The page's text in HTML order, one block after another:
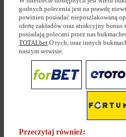
godnych polecenia jest na prawdę
powinien posiadać nieposzlakowaną
ofertę zakładów oraz atrakcyjny bonus
posiadają polecani przez nas
TOTALbet.O tych, oraz innych
naszym serwisie.
Przeczytaj również: